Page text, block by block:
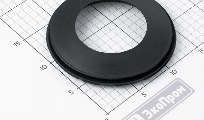
Емкости для воды 4500
Емкости для воды 4000
Емкости для воды 3000
Емкости для воды 2500 литров
Емкости для воды 2000 литров
Емкости для воды 1500 литров
Емкости для воды 1000 литров
Емкости для воды 750 литров
Емкости для воды 600 литров